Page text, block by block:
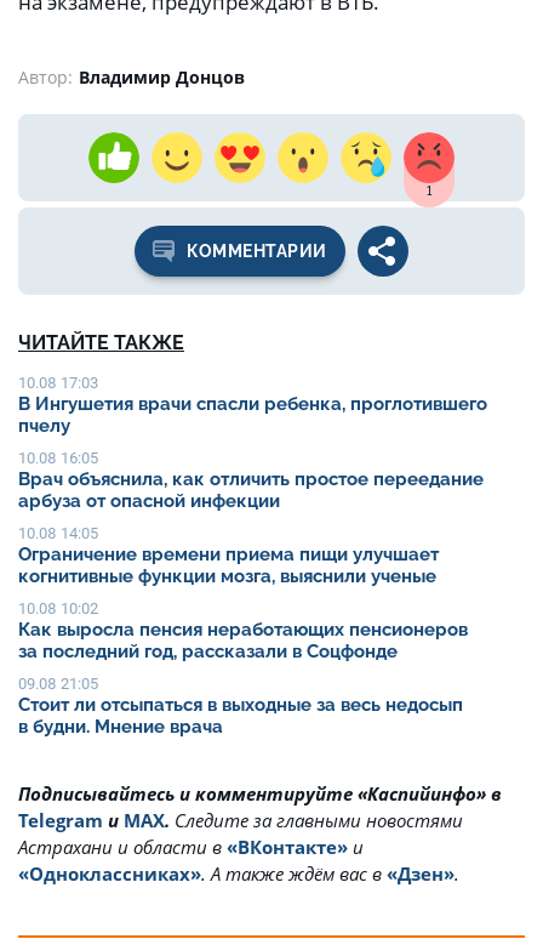
Автор: Владимир Донцов
1
КОММЕНТАРИИ
ЧИТАЙТЕ ТАКЖЕ
10.08 17:03
В Ингушетия врачи спасли ребенка, проглотившего
пчелу
10.08 16:05
Врач объяснила, как отличить простое переедание
арбуза от опасной инфекции
10.08 14:05
Ограничение времени приема пищи улучшает
когнитивные функции мозга, выяснили ученые
10.08 10:02
Как выросла пенсия неработающих пенсионеров
за последний год, рассказали в Соцфонде
09.08 21:05
Стоит ли отсыпаться в выходные за весь недосып
в будни. Мнение врача
Подписывайтесь и комментируйте «Каспийинфо» в
Telegram и MAX. Cледите за главными новостями
Астрахани и области в «ВКонтакте» и
«Одноклассниках». А также ждём вас в «Дзен».